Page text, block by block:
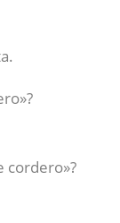
cordero»?